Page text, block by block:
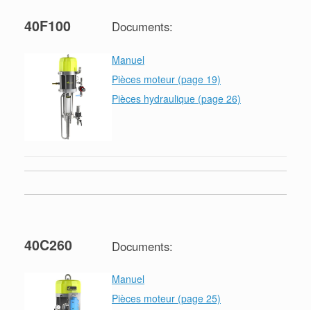
40F100 Documents:
Manuel
Pièces moteur (page 19)
Pièces hydraulique (page 26)
40C260 Documents:
Manuel
Pièces moteur (page 25)